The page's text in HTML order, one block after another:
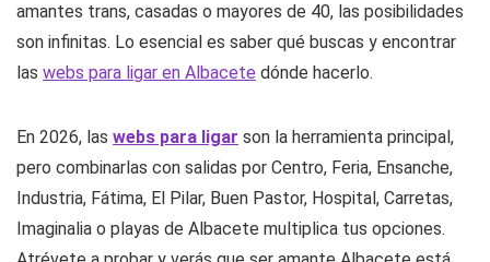
amantes trans, casadas o mayores de 40, las posibilidades
son infinitas. Lo esencial es saber qué buscas y encontrar
las webs para ligar en Albacete dónde hacerlo.
En 2026, las webs para ligar son la herramienta principal,
pero combinarlas con salidas por Centro, Feria, Ensanche,
Industria, Fátima, El Pilar, Buen Pastor, Hospital, Carretas,
Imaginalia o playas de Albacete multiplica tus opciones.